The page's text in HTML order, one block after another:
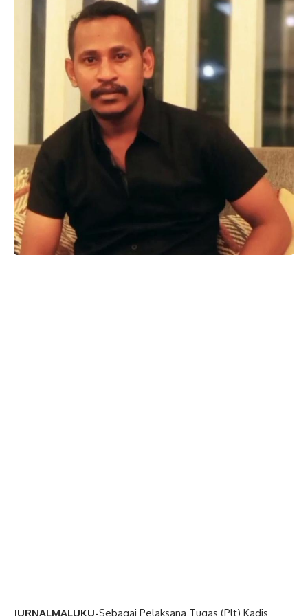
JURNALMALUKU-Sebagai Pelaksana Tugas (Plt) Kadis